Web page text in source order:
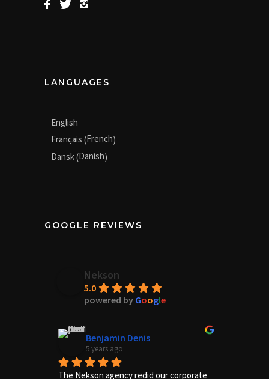
LANGUAGES
English
Français (French)
Dansk(Danish)
GOOGLE REVIEWS
Nekson
5.0
powered by Google
Benjamin Denis
5 years ago
The Nekson agency redid our corporate